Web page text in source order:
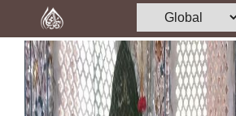
Home
Al-Quran
Books